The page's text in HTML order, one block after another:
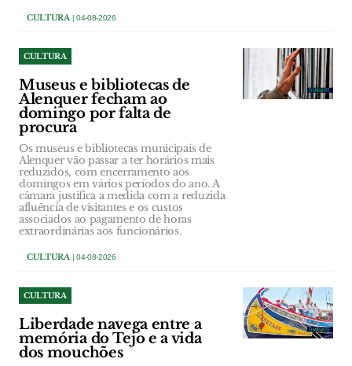
CULTURA| 04-08-2026
CULTURA
Museus e bibliotecas de
Alenquer fecham ao
domingo por falta de
procura
Os museus e bibliotecas municipais de
Alenquer vão passar a ter horários mais
reduzidos, com encerramento aos
domingos em vários períodos do ano. A
câmara justifica a medida com a reduzida
afluência de visitantes e os custos
associados ao pagamento de horas
extraordinárias aos funcionários.
CULTURA| 04-08-2026
CULTURA
Liberdade navega entre a
memória do Tejo e a vida
dos mouchões